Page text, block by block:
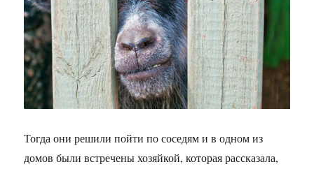
Тогда они решили пойти по соседям и в одном из
домов были встречены хозяйкой, которая рассказала,